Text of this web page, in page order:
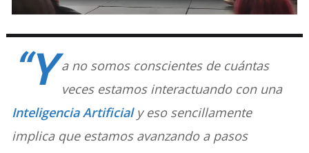
“Y a no somos conscientes de cuántas
veces estamos interactuando con una
Inteligencia Artificialy eso sencillamente
implica que estamos avanzando a pasos